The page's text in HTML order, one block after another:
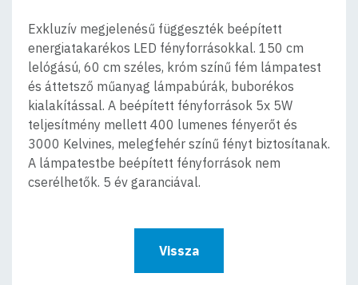
Exkluzív megjelenésű függeszték beépített
energiatakarékos LED fényforrásokkal. 150 cm
lelógású, 60 cm széles, króm színű fém lámpatest
és áttetsző műanyag lámpabúrák, buborékos
kialakítással. A beépített fényforrások 5x 5W
teljesítmény mellett 400 lumenes fényerőt és
3000 Kelvines, melegfehér színű fényt biztosítanak.
A lámpatestbe beépített fényforrások nem
cserélhetők. 5 év garanciával.
Vissza